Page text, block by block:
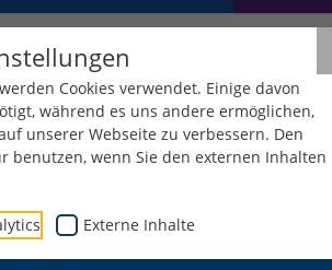
Cookies verwendet. Einige davon
während es uns andere ermöglichen,
unserer Webseite zu verbessern. Den
benutzen, wenn Sie den externen Inhalten
Externe Inhalte